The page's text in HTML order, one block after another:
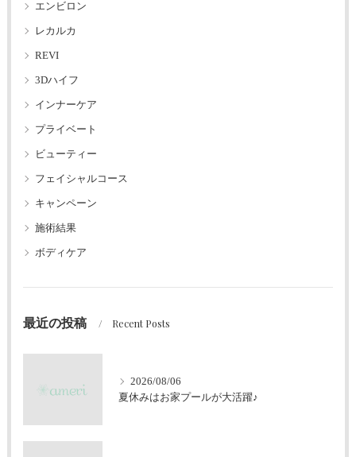
エンビロン
レカルカ
REVI
3Dハイフ
インナーケア
プライベート
ビューティー
フェイシャルコース
キャンペーン
施術結果
ボディケア
最近の投稿 Recent Posts
2026/08/06
夏休みはお家プールが大活躍♪